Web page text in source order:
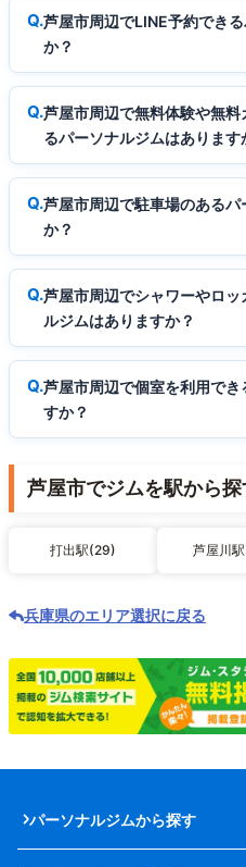
芦屋市周辺でLINE予約でき
か？
芦屋市周辺で無料体験や無
るパーソナルジムはあります
芦屋市周辺で駐車場のある
か？
芦屋市周辺でシャワーやロ
ルジムはありますか？
芦屋市周辺で個室を利用で
すか？
芦屋市でジムを駅から探
打出駅(29) 芦屋川
兵庫県のエリア選択に戻る
パーソナルジムから探す